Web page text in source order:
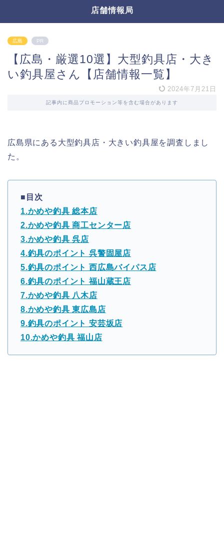
店舗情報局
広島 PR
【広島・厳選10選】大型釣具店・大き
い釣具屋さん【店舗情報一覧】
2024年7月21日
記事内に商品プロモーション等を含む場合があります
広島県にある大型釣具店・大きい釣具屋を調査しまし
た。
■目次
1.かめや釣具 総本店
2.かめや釣具 商工センター店
3.かめや釣具 呉店
4.釣具のポイント 呉警固屋店
5.釣具のポイント 西広島バイパス店
6.釣具のポイント 福山蔵王店
7.かめや釣具 八木店
8.かめや釣具 東広島店
9.釣具のポイント 安芸坂店
10.かめや釣具 福山店